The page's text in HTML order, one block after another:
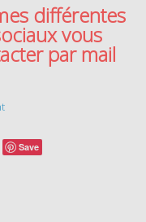
différentes
vous
par mail
Save